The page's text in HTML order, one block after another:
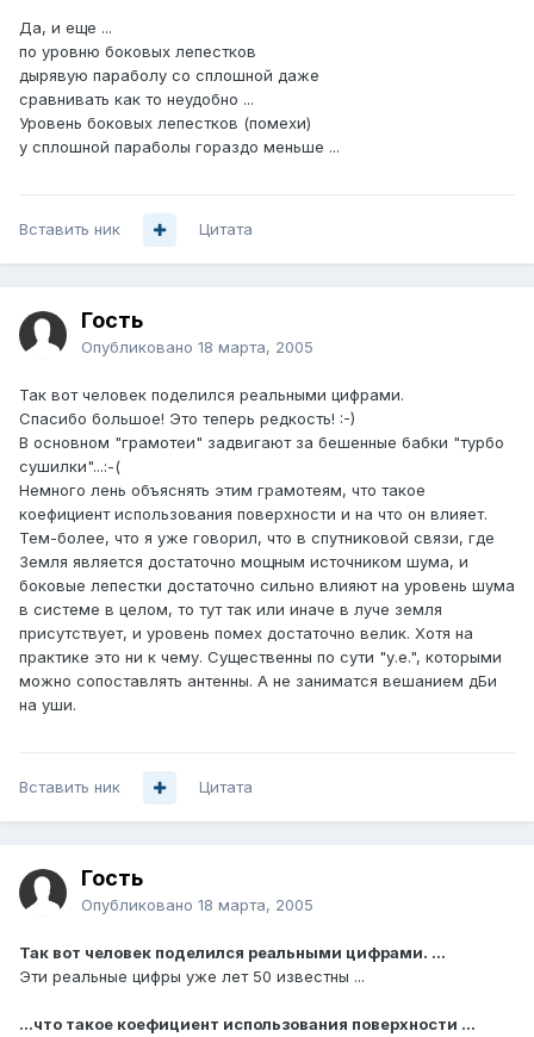
Да, и еще ...
по уровню боковых лепестков
дырявую параболу со сплошной даже
сравнивать как то неудобно ...
Уровень боковых лепестков (помехи)
у сплошной параболы гораздо меньше ...
Вставить ник Цитата
Гость
Опубликовано 18 марта, 2005
Так вот человек поделился реальными цифрами.
Спасибо большое! Это теперь редкость! :-)
В основном "грамотеи" задвигают за бешенные бабки "турбо
сушилки"...:-(
Немного лень объяснять этим грамотеям, что такое
коефициент использования поверхности и на что он влияет.
Тем-более, что я уже говорил, что в спутниковой связи, где
Земля является достаточно мощным источником шума, и
боковые лепестки достаточно сильно влияют на уровень шума
в системе в целом, то тут так или иначе в луче земля
присутствует, и уровень помех достаточно велик. Хотя на
практике это ни к чему. Существенны по сути "у.е.", которыми
можно сопоставлять антенны. А не заниматся вешанием дБи
на уши.
Вставить ник Цитата
Гость
Опубликовано 18 марта, 2005
Так вот человек поделился реальными цифрами. ...
Эти реальные цифры уже лет 50 известны ...
...что такое коефициент использования поверхности ...